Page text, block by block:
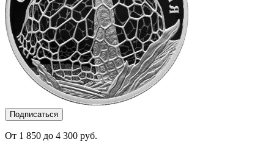
Подписаться
От 1 850 до 4 300 руб.